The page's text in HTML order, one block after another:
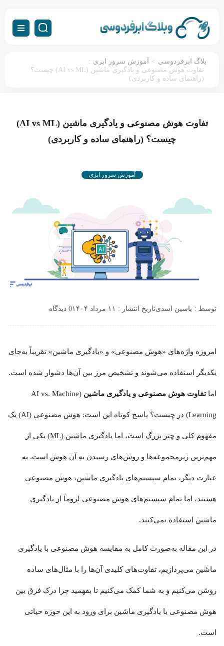
بلاگ ابرفردوسی > آموزش سرور ابری :
تفاوت هوش مصنوعی و یادگیری ماشین (AI vs ML) چیست؟
(راهنمای ساده و کاربردی)
تفاوت هوش مصنوعی و یادگیری ماشین (AI vs ML)
چیست؟ (راهنمای ساده و کاربردی)
آموزش سرور ابری
توسط : یاسین اسدیتاریخ انتشار : ۱۱ مرداد ۱۴۰۴ 0 دیدگاه
امروزه واژه‌های «هوش مصنوعی» و «یادگیری ماشین» تقریباً به‌جای
یکدیگر استفاده می‌شوند و تشخیص مرز بین آن‌ها دشوار شده است.
اماتفاوت هوش مصنوعی و یادگیری ماشین (AI vs. Machine
Learning) در چیست؟ پاسخ کوتاه این است: هوش مصنوعی (AI) یک
مفهوم کلی و چتر بزرگ است، اما یادگیری ماشین (ML) یکی از
مهم‌ترین زیرمجموعه‌ها و روش‌های رسیدن به آن هوش است. به
عبارت دیگر، تمام سیستم‌های یادگیری ماشین، هوش مصنوعی
هستند، اما تمام سیستم‌های هوش مصنوعی لزوماً از یادگیری
ماشین استفاده نمی‌کنند.
در این مقاله به‌صورت کامل به مقایسه هوش مصنوعی با یادگیری
ماشین می‌پردازیم، تفاوت‌های کلیدی آن‌ها را با مثال‌های ساده
روشن می‌کنیم و به شما کمک می‌کنیم تا بفهمید چرا درک فرق بین
هوش مصنوعی با یادگیری ماشین برای ورود به این حوزه حیاتی
است.